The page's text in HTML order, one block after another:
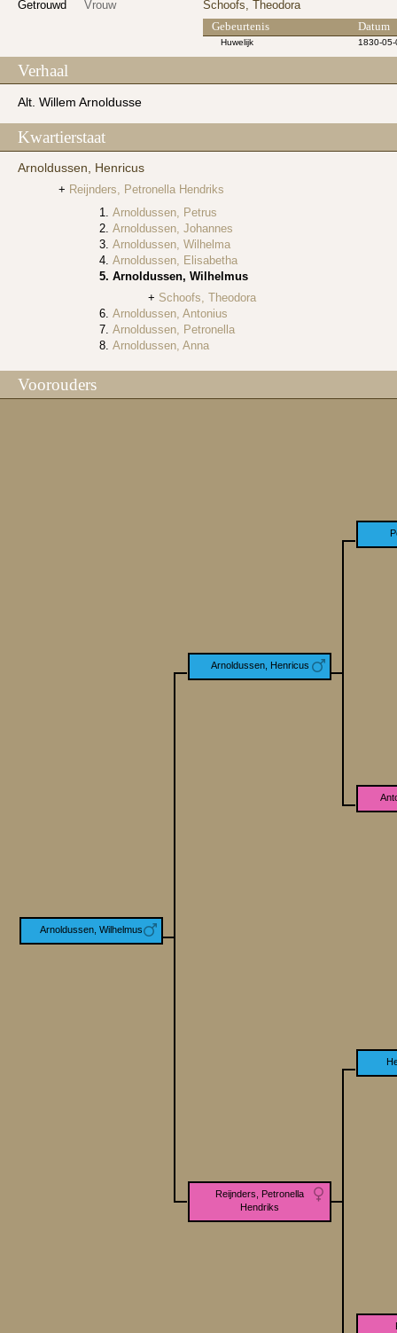
Getrouwd
Vrouw Schoofs, Theodora
Gebeurtenis Datum
Huwelijk 1830-05-
Verhaal
Alt. Willem Arnoldusse
Kwartierstaat
Arnoldussen, Henricus
Reijnders, Petronella Hendriks
Arnoldussen, Petrus
Arnoldussen, Johannes
Arnoldussen, Wilhelma
Arnoldussen, Elisabetha
Arnoldussen, Wilhelmus
Schoofs, Theodora
Arnoldussen, Antonius
Arnoldussen, Petronella
Arnoldussen, Anna
Voorouders
Arnoldussen, Wilhelmus
Arnoldussen, Henricus
Reijnders, Petronella
Hendriks